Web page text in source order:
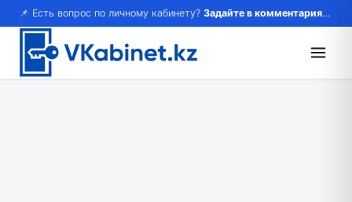
📌 Есть вопрос по личному кабинету? Задайте в комментариях — ответим!